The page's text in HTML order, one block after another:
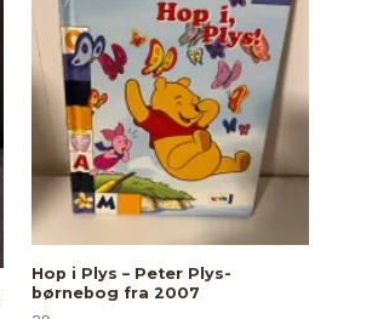
Hop i Plys – Peter Plys-
børnebog fra 2007